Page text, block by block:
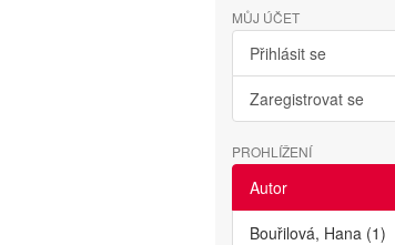
MŮJ ÚČET
Přihlásit se
Zaregistrovat se
PROHLÍŽENÍ
Autor
Bouřilová, Hana (1)